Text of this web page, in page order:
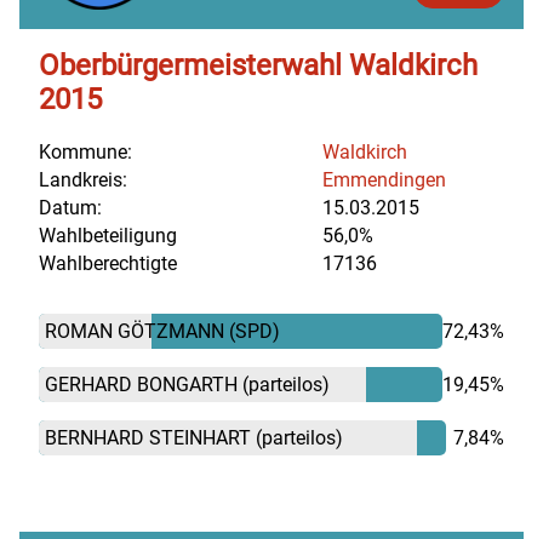
Oberbürgermeisterwahl Waldkirch
2015
Kommune:
Waldkirch
Landkreis:
Emmendingen
Datum:
15.03.2015
Wahlbeteiligung
56,0%
Wahlberechtigte
17136
ROMAN GÖTZMANN (SPD) 72,43%
GERHARD BONGARTH (parteilos) 19,45%
BERNHARD STEINHART (parteilos) 7,84%